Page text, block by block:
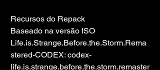
Recursos do Repack
Baseado na versão ISO
Life.is.Strange.Before.the.Storm.Rema
stered-CODEX: codex-
life.is.strange.before.the.storm.remaster